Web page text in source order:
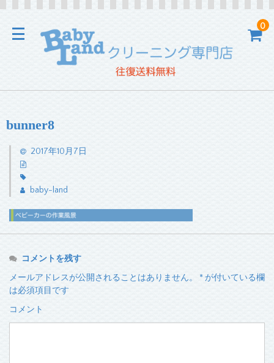
0
bunner8
2017年10月7日
baby-land
コメントを残す
メールアドレスが公開されることはありません。
* が付いている欄
は必須項目です
コメント